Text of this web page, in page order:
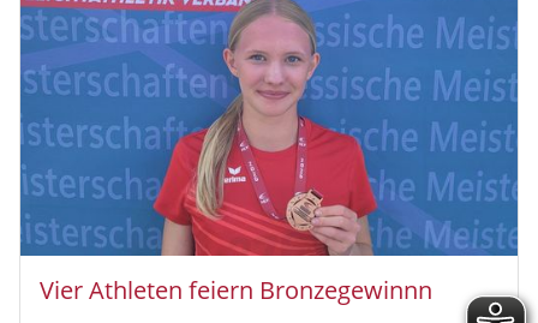
Vier Athleten feiern Bronzegewinnn